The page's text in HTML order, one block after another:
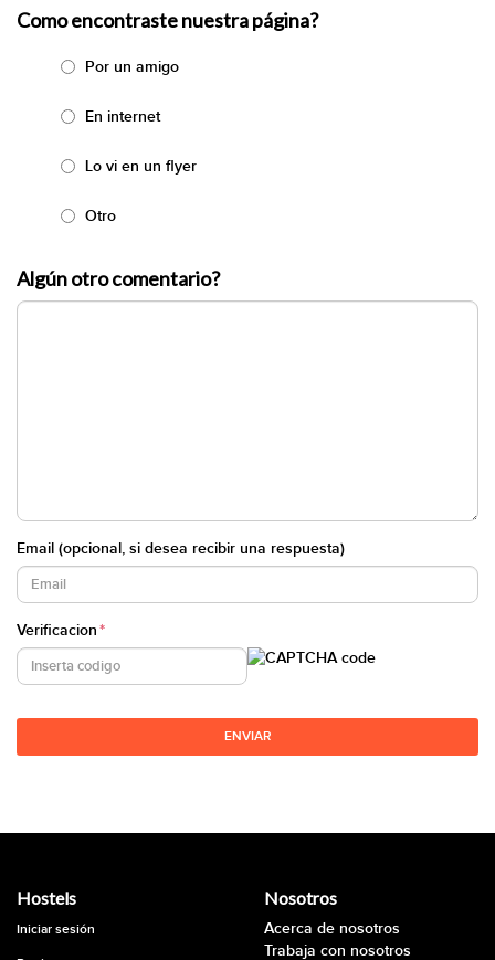
Como encontraste nuestra página?
Por un amigo
En internet
Lo vi en un flyer
Otro
Algún otro comentario?
Email (opcional, si desea recibir una respuesta)
Verificacion*
ENVIAR
Hostels
Iniciar sesión
Nosotros
Acerca de nosotros
Trabaja con nosotros